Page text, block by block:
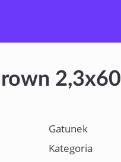
2,3x60
Gatunek
Kategoria